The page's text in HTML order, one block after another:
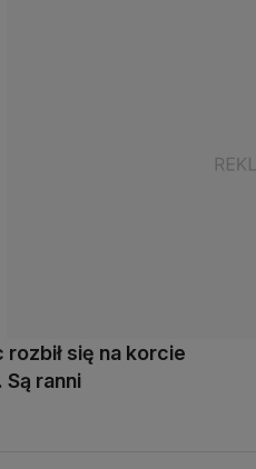
rozbił się na korcie
ranni